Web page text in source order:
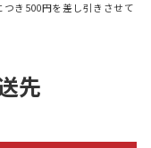
き500円を差し引きさせて
先